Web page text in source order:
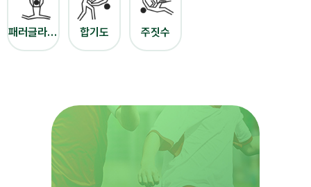
패러글라이딩 합기도 주짓수